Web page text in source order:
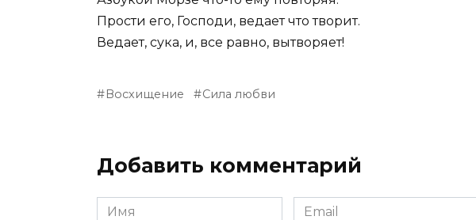
Прости его, Господи, ведает что творит.
Ведает, сука, и, все равно, вытворяет!
Восхищение Сила любви
Добавить комментарий
Имя Email